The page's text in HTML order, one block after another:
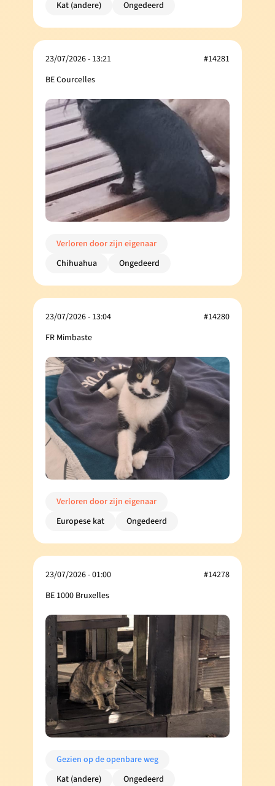
Kat (andere) Ongedeerd
23/07/2026 - 13:21
BE Courcelles
#14281
Verloren door zijn eigenaar
Chihuahua
Ongedeerd
23/07/2026 - 13:04
FR Mimbaste
#14280
Verloren door zijn eigenaar
Europese kat
Ongedeerd
23/07/2026 - 01:00
BE 1000 Bruxelles
#14278
Gezien op de openbare weg
Kat (andere)
Ongedeerd